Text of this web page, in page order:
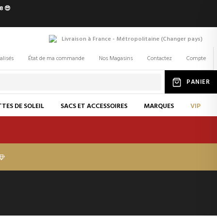
😎
Livraison à France - Métropolitaine (Changer pays)
État de ma commande Nos Magasins Contactez Compte
PANIER
DE SOLEIL SACS ET ACCESSOIRES MARQUES VIP